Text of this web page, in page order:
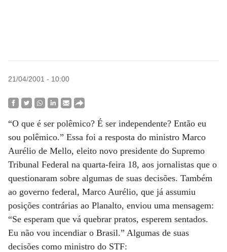
21/04/2001 - 10:00
“O que é ser polêmico? É ser independente? Então eu
sou polêmico.” Essa foi a resposta do ministro Marco
Aurélio de Mello, eleito novo presidente do Supremo
Tribunal Federal na quarta-feira 18, aos jornalistas que o
questionaram sobre algumas de suas decisões. Também
ao governo federal, Marco Aurélio, que já assumiu
posições contrárias ao Planalto, enviou uma mensagem:
“Se esperam que vá quebrar pratos, esperem sentados.
Eu não vou incendiar o Brasil.” Algumas de suas
decisões como ministro do STF: